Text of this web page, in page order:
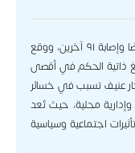
انفجار في أورومتشي أدى إلى مقتل ٤٣ شخصًا وإصابة ٩١ آخرين، ووقع
ذاتية الحكم في أقصى
وقوع انفجار عنيف تسبب في خسائر
وإدارية محلية، حيث تُعد
اجتماعية وسياسية